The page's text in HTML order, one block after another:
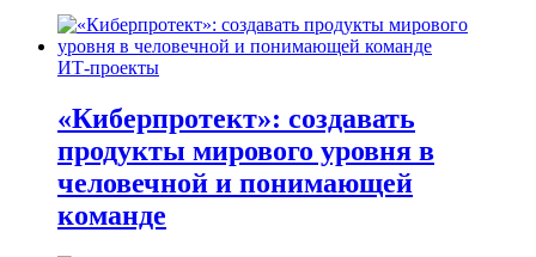
ИТ-проекты
«Киберпротект»: создавать
продукты мирового уровня в
человечной и понимающей
команде